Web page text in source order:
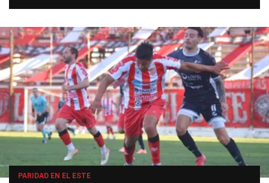
PARIDAD EN EL ESTE